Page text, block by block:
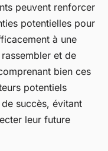
peuvent renforcer
potentielles pour
à une
et de
bien ces
potentiels
succès, évitant
leur future